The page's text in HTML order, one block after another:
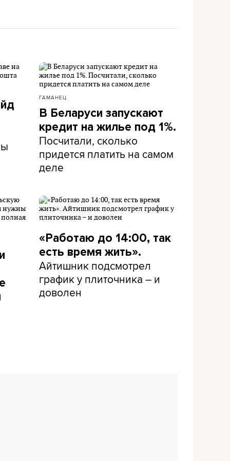
ГАМАНЕЦ
В Беларуси запускают
кредит на жилье под 1%.
Посчитали, сколько
придется платить на самом
деле
«Работаю до 14:00, так
есть время жить».
Айтишник подсмотрел
график у плиточника – и
доволен